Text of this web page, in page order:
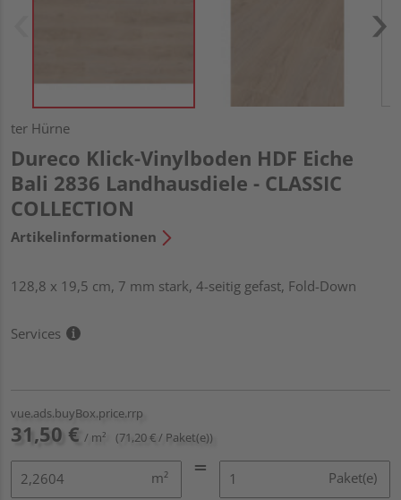
ter Hürne
Dureco Klick-Vinylboden HDF Eiche
Bali 2836 Landhausdiele - CLASSIC
COLLECTION
Artikelinformationen
128,8 x 19,5 cm, 7 mm stark, 4-seitig gefast, Fold-Down
Services
vue.ads.buyBox.price.rrp
31,50 € / m² (71,20 € / Paket(e))
m² Paket(e)